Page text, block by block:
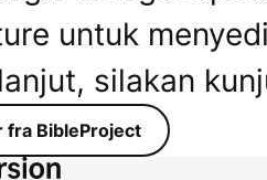
untuk
silakan
fra BibleProject